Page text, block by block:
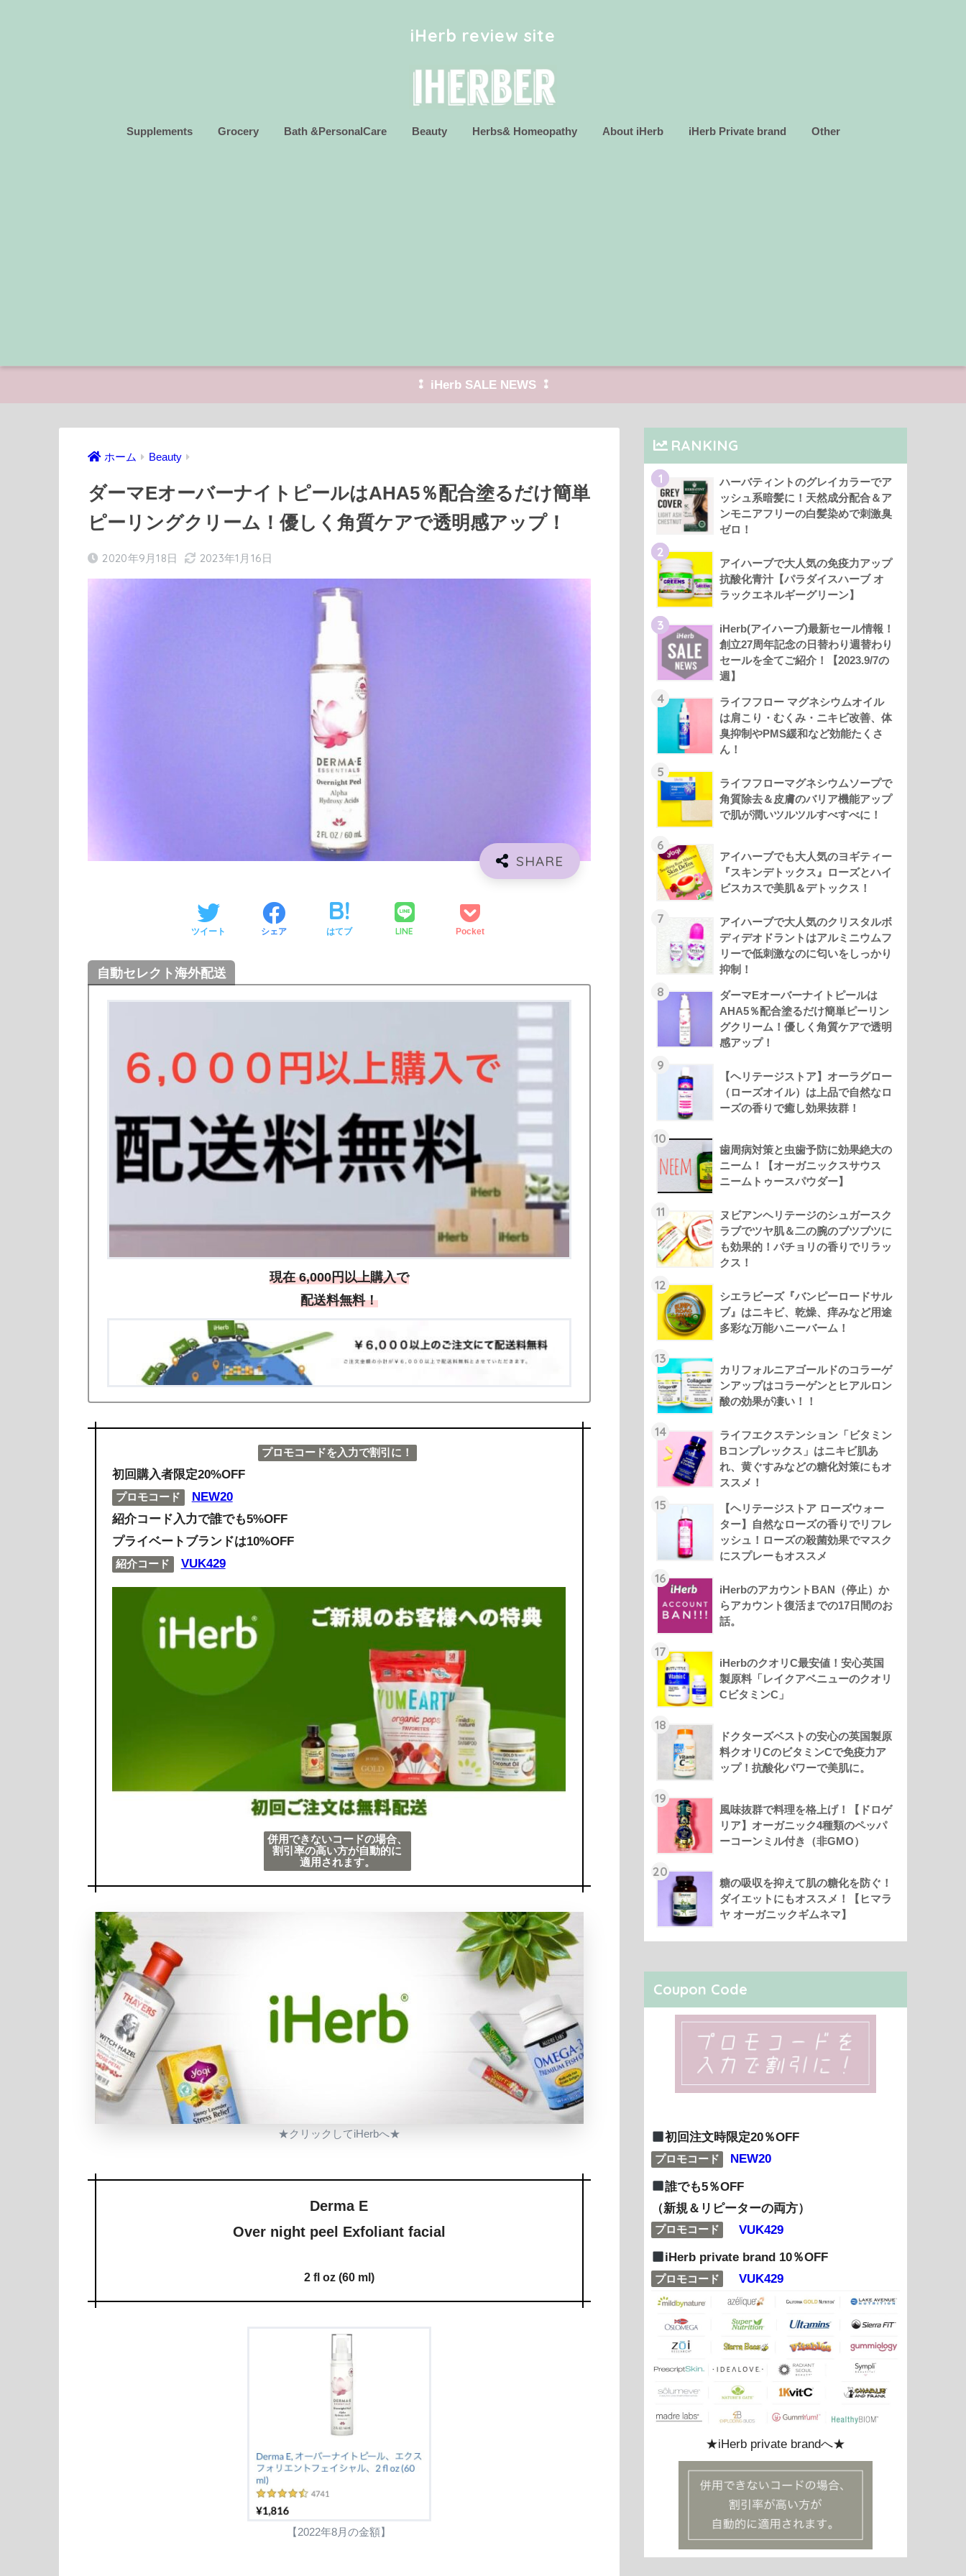
iHerb review site
Supplements Grocery Bath &PersonalCare Beauty Herbs& Homeopathy About iHerb iHerb Private brand Other
⁑ iHerb SALE NEWS ⁑
ホーム Beauty
ダーマEオーバーナイトピールはAHA5％配合塗るだけ簡単
ピーリングクリーム！優しく角質ケアで透明感アップ！
2020年9月18日 2023年1月16日
ツイート シェア はてブ LINE Pocket
自動セレクト海外配送
現在 6,000円以上購入で
配送料無料！
プロモコードを入力で割引に！
初回購入者限定20%OFF
プロモコード
NEW20
紹介コード入力で誰でも5%OFF
プライベートブランドは10%OFF
紹介コード VUK429
併用できないコードの場合、
割引率の高い方が自動的に
適用されます。
★クリックしてiHerbへ★
Derma E
Over night peel Exfoliant facial
2 fl oz (60 ml)
【2022年8月の金額】
RANKING
1
ハーバティントのグレイカラーでア
ッシュ系暗髪に！天然成分配合＆ア
ンモニアフリーの白髪染めで刺激臭
ゼロ！
2
アイハーブで大人気の免疫力アップ
抗酸化青汁【パラダイスハーブ オ
ラックエネルギーグリーン】
3
iHerb(アイハーブ)最新セール情報！
創立27周年記念の日替わり週替わり
セールを全てご紹介！【2023.9/7の
週】
4
ライフフロー マグネシウムオイル
は肩こり・むくみ・ニキビ改善、体
臭抑制やPMS緩和など効能たくさ
ん！
5
ライフフローマグネシウムソープで
角質除去＆皮膚のバリア機能アップ
で肌が潤いツルツルすべすべに！
6
アイハーブでも大人気のヨギティー
『スキンデトックス』ローズとハイ
ビスカスで美肌＆デトックス！
7
アイハーブで大人気のクリスタルボ
ディデオドラントはアルミニウムフ
リーで低刺激なのに匂いをしっかり
抑制！
8
ダーマEオーバーナイトピールは
AHA5％配合塗るだけ簡単ピーリン
グクリーム！優しく角質ケアで透明
感アップ！
9
【ヘリテージストア】オーラグロー
（ローズオイル）は上品で自然なロ
ーズの香りで癒し効果抜群！
10
歯周病対策と虫歯予防に効果絶大の
ニーム！【オーガニックスサウス
ニームトゥースパウダー】
11
ヌビアンヘリテージのシュガースク
ラブでツヤ肌＆二の腕のブツブツに
も効果的！パチョリの香りでリラッ
クス！
12
シエラビーズ『バンピーロードサル
ブ』はニキビ、乾燥、痒みなど用途
多彩な万能ハニーバーム！
13
カリフォルニアゴールドのコラーゲ
ンアップはコラーゲンとヒアルロン
酸の効果が凄い！！
14
ライフエクステンション「ビタミン
Bコンプレックス」はニキビ肌あ
れ、黄ぐすみなどの糖化対策にもオ
ススメ！
15
【ヘリテージストア ローズウォー
ター】自然なローズの香りでリフレ
ッシュ！ローズの殺菌効果でマスク
にスプレーもオススメ
16
iHerbのアカウントBAN（停止）か
らアカウント復活までの17日間のお
話。
17
iHerbのクオリC最安値！安心英国
製原料「レイクアベニューのクオリ
CビタミンC」
18
ドクターズベストの安心の英国製原
料クオリCのビタミンCで免疫力ア
ップ！抗酸化パワーで美肌に。
19
風味抜群で料理を格上げ！【ドロゲ
リア】オーガニック4種類のペッパ
ーコーンミル付き（非GMO）
20
糖の吸収を抑えて肌の糖化を防ぐ！
ダイエットにもオススメ！【ヒマラ
ヤ オーガニックギムネマ】
Coupon Code
初回注文時限定20％OFF
プロモコード NEW20
誰でも5％OFF
（新規＆リピーターの両方）
プロモコード VUK429
iHerb private brand 10％OFF
プロモコード VUK429
★iHerb private brandへ★